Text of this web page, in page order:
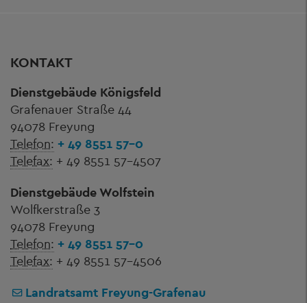
KONTAKT
Dienstgebäude Königsfeld
Grafenauer Straße 44
94078 Freyung
Telefon: + 49 8551 57-0
Telefax: + 49 8551 57-4507
Dienstgebäude Wolfstein
Wolfkerstraße 3
94078 Freyung
Telefon: + 49 8551 57-0
Telefax: + 49 8551 57-4506
Landratsamt Freyung-Grafenau